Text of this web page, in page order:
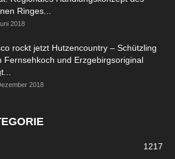
Ringes...
2018
rockt jetzt Hutzencountry – Schützling
Fernsehkoch und Erzgebirgsoriginal
2018
1217